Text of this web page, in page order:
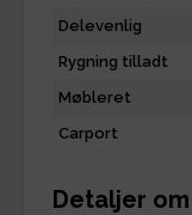
Delevenlig
Rygning tilladt
Møbleret
Carport
Detaljer